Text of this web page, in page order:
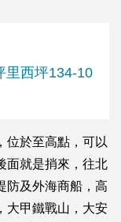
里西坪134-10
位於至高點，可以
面就是捎來，往北
防及外海商船，高
大甲鐵戰山，大安